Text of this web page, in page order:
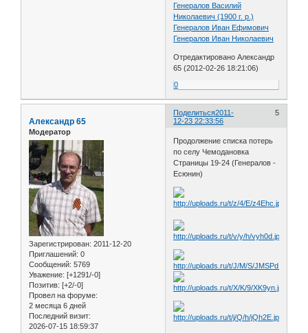
Генералов Василий
Николаевич (1900 г. р.)
Генералов Иван Ефимович
Генералов Иван Николаевич
Отредактировано Александр
65 (2012-02-26 18:21:06)
0
Поделиться 5
2011-
12-23 22:33:56
Александр 65
Модератор
Зарегистрирован: 2011-12-20
Приглашений: 0
Сообщений: 5769
Уважение: [+1291/-0]
Позитив: [+2/-0]
Провел на форуме:
2 месяца 6 дней
Последний визит:
2026-07-15 18:59:37
Продолжение списка потерь
по селу Чемодановка
Страницы 19-24 (Генералов -
Есюнин)